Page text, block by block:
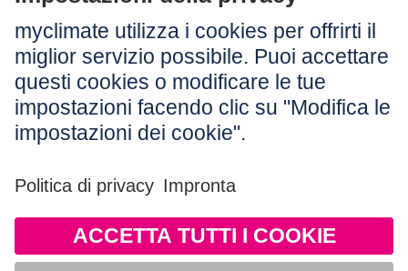
Colophon
Avvertenza
CG
Protezione dei dati
Accessibilità